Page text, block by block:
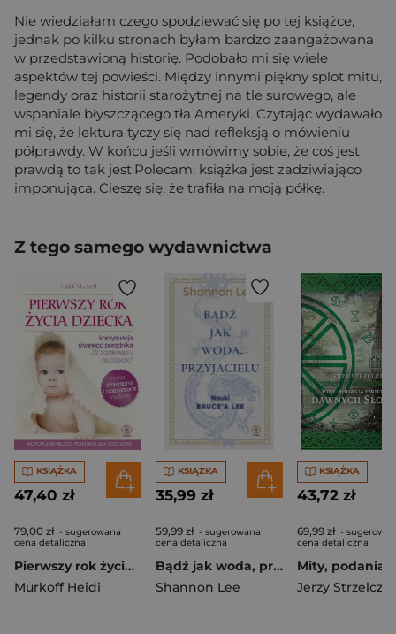
Nie wiedziałam czego spodziewać się po tej książce,
jednak po kilku stronach byłam bardzo zaangażowana
w przedstawioną historię. Podobało mi się wiele
aspektów tej powieści. Między innymi piękny splot mitu,
legendy oraz historii starożytnej na tle surowego, ale
wspaniale błyszczącego tła Ameryki. Czytając wydawało
mi się, że lektura tyczy się nad refleksją o mówieniu
półprawdy. W końcu jeśli wmówimy sobie, że coś jest
prawdą to tak jest.Polecam, książka jest zadziwiająco
imponująca. Cieszę się, że trafiła na moją półkę.
Z tego samego wydawnictwa
KSIĄŻKA
47,40 zł
79,00 zł - sugerowana
cena detaliczna
Pierwszy rok życia dziecka wyd. 5
Murkoff Heidi
KSIĄŻKA
35,99 zł
59,99 zł - sugerowana
cena detaliczna
Bądź jak woda, przyjacielu
Shannon Lee
KSIĄŻKA
43,72 zł
69,99 zł -
cena detaliczna
Jerzy